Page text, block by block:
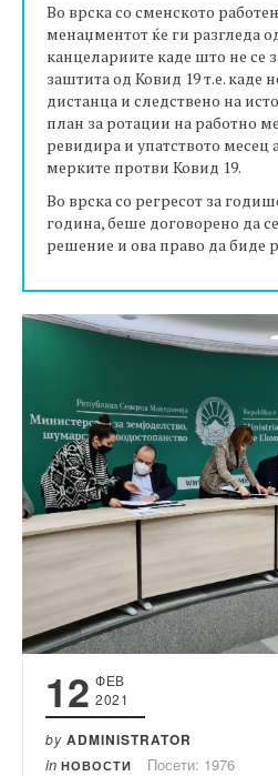
Во врска со сменското
менаџментот ќе ги разгледа
канцелариите каде што не се
заштита од Ковид 19 т.е.
дистанца и следствено на
план за ротации на работно
ревидира и упатството месец
мерките протви Ковид 19.
Во врска со регресот за
година, беше договорено да
решение и ова право да биде
12 ФЕВ
2021
by ADMINISTRATOR
in НОВОСТИ Посети: 1976